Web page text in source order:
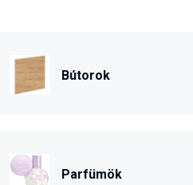
Bútorok
Parfümök